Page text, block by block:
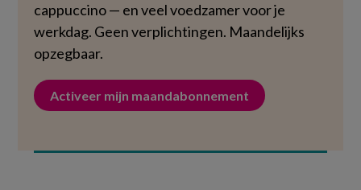
cappuccino — en veel voedzamer voor je
werkdag. Geen verplichtingen. Maandelijks
opzegbaar.
Activeer mijn maandabonnement